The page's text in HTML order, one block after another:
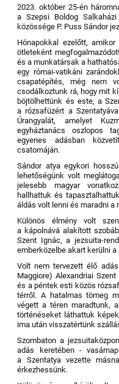
2023. október 25-én
a Szepsi Boldog
közössége P. Puss Sándor
Hónapokkal ezelőtt,
ötleteként
és a munkatársak a
egy római-vatikáni
csapatépítés, még nem
csodálkoztunk rá, hogy mit
böjtölhettünk és este, a
a rózsafüzért a
Úrangyalát, amelyet
egyháztanács oszlopos
egyenes adásban
csatornáján.
Sándor atya egykori
lehetőségünk volt
jelesebb magyar
hallhattuk és
áldás volt lenni és maradni a
Különös élmény volt
a kápolnává alakított
Szent Ignác, a jezsuita-
emberközelbe akart kerülni
Volt nem tervezett élő
Maggiore) Alexandriai
és a péntek esti közös
térről. A hatalmas tömeg
végett a téren maradtunk,
történéseket láthattuk
ima után visszatértünk
Szombaton a
adás keretében -
a Szentatya vezette
érkezhessünk.